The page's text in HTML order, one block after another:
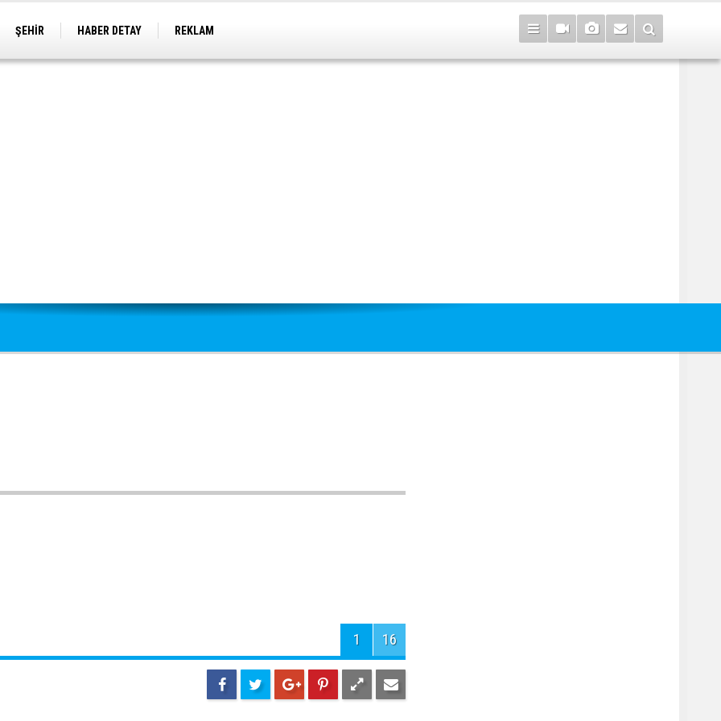
ŞEHİR HABER DETAY REKLAM